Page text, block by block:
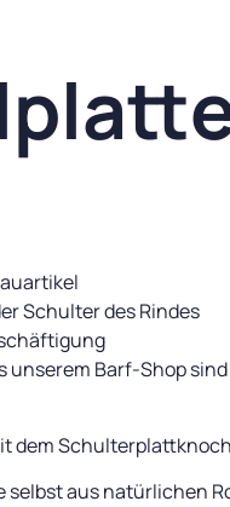
Schulter des Rindes
unserem Barf-Shop
dem
selbst aus natürlichen